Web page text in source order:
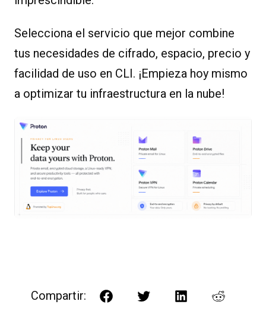
Selecciona el servicio que mejor combine
tus necesidades de cifrado, espacio, precio y
facilidad de uso en CLI. ¡Empieza hoy mismo
a optimizar tu infraestructura en la nube!
Compartir: FacebookTwitterLinkedInReddit